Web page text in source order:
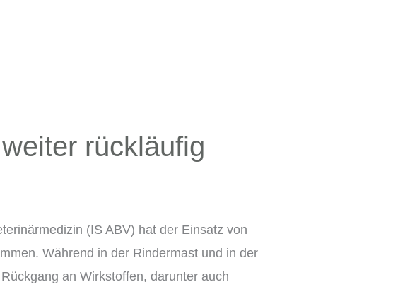
rückläufig
(IS ABV) hat der Einsatz von
Während in der Rindermast und in der
an Wirkstoffen, darunter auch